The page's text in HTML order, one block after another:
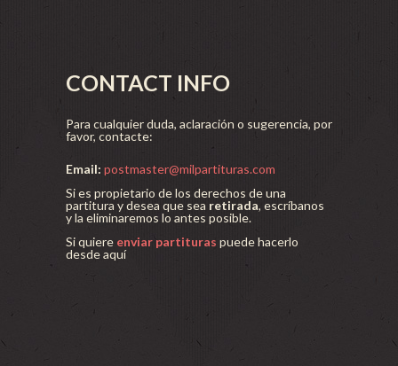
CONTACT INFO
Para cualquier duda, aclaración o sugerencia, por
favor, contacte:
Email: postmaster@milpartituras.com
Si es propietario de los derechos de una
partitura y desea que sea retirada, escríbanos
y la eliminaremos lo antes posible.
Si quiere enviar partituras puede hacerlo
desde aquí